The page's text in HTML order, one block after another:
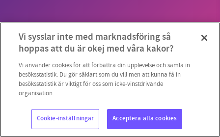
Copyright 2023 © Supermiljöbloggen Cookieinställningar
vill hjälpa oss.
Stötta vårt arbete genom att swisha en slant till
1231368703
Läs vad vi vill göra
Vi sysslar inte med marknadsföring så
hoppas att du är okej med våra kakor?
Vi använder cookies för att förbättra din upplevelse och samla in
besöksstatistik. Du gör såklart som du vill men att kunna få in
besöksstatistik är viktigt för oss som icke-vinstdrivande
organisation.
Cookie-inställningar Acceptera alla cookies